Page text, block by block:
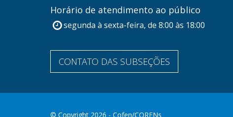
Horário de atendimento ao público
segunda à sexta-feira, de 8:00 às 18:00
CONTATO DAS SUBSEÇÕES
© Copyright 2026 - Cofen/CORENs